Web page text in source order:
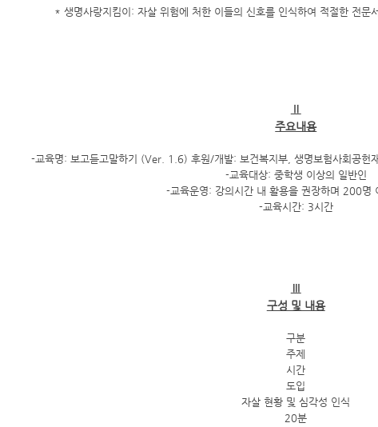
* 생명사랑지킴이: 자살 위험에 처한 이들의 신호를 인식하여 적절한 전문
Ⅱ
주요내용
-교육명: 보고듣고말하기 (Ver. 1.6) 후원/개발: 보건복지부, 생명보험사회공헌
-교육대상: 중학생 이상의 일반인
-교육운영: 강의시간 내 활용을 권장하며 200명
-교육시간: 3시간
Ⅲ
구성 및 내용
구분
주제
시간
도입
자살 현황 및 심각성 인식
20분